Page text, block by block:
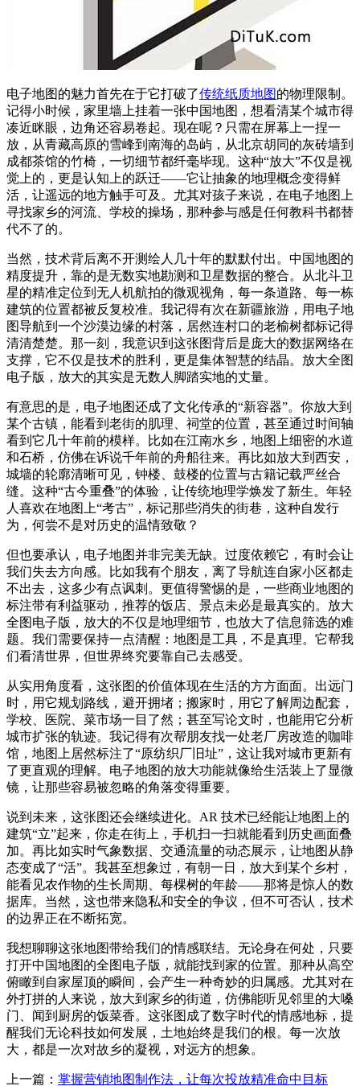
电子地图的魅力首先在于它打破了传统纸质地图的物理限制。
记得小时候，家里墙上挂着一张中国地图，想看清某个城市得
凑近眯眼，边角还容易卷起。现在呢？只需在屏幕上一捏一
放，从青藏高原的雪峰到南海的岛屿，从北京胡同的灰砖墙到
成都茶馆的竹椅，一切细节都纤毫毕现。这种“放大”不仅是视
觉上的，更是认知上的跃迁——它让抽象的地理概念变得鲜
活，让遥远的地方触手可及。尤其对孩子来说，在电子地图上
寻找家乡的河流、学校的操场，那种参与感是任何教科书都替
代不了的。
当然，技术背后离不开测绘人几十年的默默付出。中国地图的
精度提升，靠的是无数实地勘测和卫星数据的整合。从北斗卫
星的精准定位到无人机航拍的微观视角，每一条道路、每一栋
建筑的位置都被反复校准。我记得有次在新疆旅游，用电子地
图导航到一个沙漠边缘的村落，居然连村口的老榆树都标记得
清清楚楚。那一刻，我意识到这张图背后是庞大的数据网络在
支撑，它不仅是技术的胜利，更是集体智慧的结晶。放大全图
电子版，放大的其实是无数人脚踏实地的丈量。
有意思的是，电子地图还成了文化传承的“新容器”。你放大到
某个古镇，能看到老街的肌理、祠堂的位置，甚至通过时间轴
看到它几十年前的模样。比如在江南水乡，地图上细密的水道
和石桥，仿佛在诉说千年前的舟船往来。再比如放大到西安，
城墙的轮廓清晰可见，钟楼、鼓楼的位置与古籍记载严丝合
缝。这种“古今重叠”的体验，让传统地理学焕发了新生。年轻
人喜欢在地图上“考古”，标记那些消失的街巷，这种自发行
为，何尝不是对历史的温情致敬？
但也要承认，电子地图并非完美无缺。过度依赖它，有时会让
我们失去方向感。比如我有个朋友，离了导航连自家小区都走
不出去，这多少有点讽刺。更值得警惕的是，一些商业地图的
标注带有利益驱动，推荐的饭店、景点未必是最真实的。放大
全图电子版，放大的不仅是地理细节，也放大了信息筛选的难
题。我们需要保持一点清醒：地图是工具，不是真理。它帮我
们看清世界，但世界终究要靠自己去感受。
从实用角度看，这张图的价值体现在生活的方方面面。出远门
时，用它规划路线，避开拥堵；搬家时，用它了解周边配套，
学校、医院、菜市场一目了然；甚至写论文时，也能用它分析
城市扩张的轨迹。我记得有次帮朋友找一处老厂房改造的咖啡
馆，地图上居然标注了“原纺织厂旧址”，这让我对城市更新有
了更直观的理解。电子地图的放大功能就像给生活装上了显微
镜，让那些容易被忽略的角落变得重要。
说到未来，这张图还会继续进化。AR 技术已经能让地图上的
建筑“立”起来，你走在街上，手机扫一扫就能看到历史画面叠
加。再比如实时气象数据、交通流量的动态展示，让地图从静
态变成了“活”。我甚至想象过，有朝一日，放大到某个乡村，
能看见农作物的生长周期、每棵树的年龄——那将是惊人的数
据库。当然，这也带来隐私和安全的争议，但不可否认，技术
的边界正在不断拓宽。
我想聊聊这张地图带给我们的情感联结。无论身在何处，只要
打开中国地图的全图电子版，就能找到家的位置。那种从高空
俯瞰到自家屋顶的瞬间，会产生一种奇妙的归属感。尤其对在
外打拼的人来说，放大到家乡的街道，仿佛能听见邻里的大嗓
门、闻到厨房的饭菜香。这张图成了数字时代的情感地标，提
醒我们无论科技如何发展，土地始终是我们的根。每一次放
大，都是一次对故乡的凝视，对远方的想象。
上一篇： 掌握营销地图制作法，让每次投放精准命中目标